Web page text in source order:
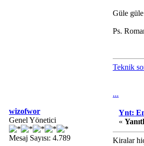
Güle
Ps.
Teknik
...
wizofwor
Genel Yönetici
Mesaj Sayısı: 4.789
Ynt:
«
Kiralar